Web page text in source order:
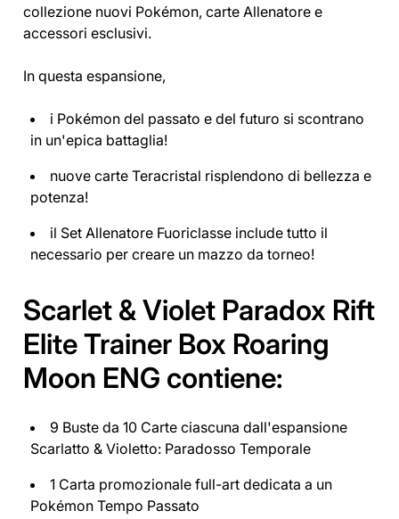
collezione nuovi Pokémon, carte Allenatore e
accessori esclusivi.
In questa espansione,
i Pokémon del passato e del futuro si scontrano
in un'epica battaglia!
nuove carte Teracristal risplendono di bellezza e
potenza!
il Set Allenatore Fuoriclasse include tutto il
necessario per creare un mazzo da torneo!
Scarlet & Violet Paradox Rift
Elite Trainer Box Roaring
Moon ENG contiene:
9 Buste da 10 Carte ciascuna dall'espansione
Scarlatto & Violetto: Paradosso Temporale
1 Carta promozionale full-art dedicata a un
Pokémon Tempo Passato